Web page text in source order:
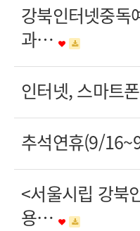
강북인터넷중독
과…
인터넷, 스마트
추석연휴(9/
<서울시립 강북
용…